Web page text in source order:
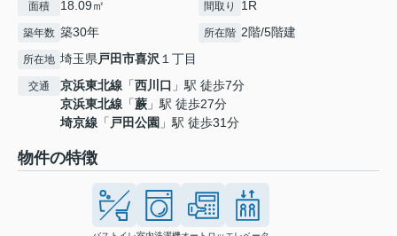
面積 18.09㎡ 間取り 1R
築年数 築30年 所在階 2階/5階建
所在地 埼玉県戸田市喜沢１丁目
交通 京浜東北線 「西川口 」駅 徒歩7分
京浜東北線 「蕨 」駅 徒歩27分
埼京線 「 戸田公園 」駅 徒歩31分
物件の特徴